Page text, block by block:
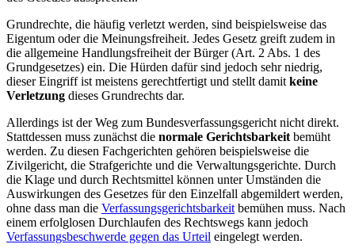
Grundrechte, die häufig verletzt werden, sind beispielsweise das
Eigentum oder die Meinungsfreiheit. Jedes Gesetz greift zudem in
die allgemeine Handlungsfreiheit der Bürger (Art. 2 Abs. 1 des
Grundgesetzes) ein. Die Hürden dafür sind jedoch sehr niedrig,
dieser Eingriff ist meistens gerechtfertigt und stellt damit keine
Verletzung dieses Grundrechts dar.
Allerdings ist der Weg zum Bundesverfassungsgericht nicht direkt.
Stattdessen muss zunächst die normale Gerichtsbarkeit bemüht
werden. Zu diesen Fachgerichten gehören beispielsweise die
Zivilgericht, die Strafgerichte und die Verwaltungsgerichte. Durch
die Klage und durch Rechtsmittel können unter Umständen die
Auswirkungen des Gesetzes für den Einzelfall abgemildert werden,
ohne dass man die Verfassungsgerichtsbarkeit bemühen muss. Nach
einem erfolglosen Durchlaufen des Rechtswegs kann jedoch
Verfassungsbeschwerde gegen das Urteil eingelegt werden.